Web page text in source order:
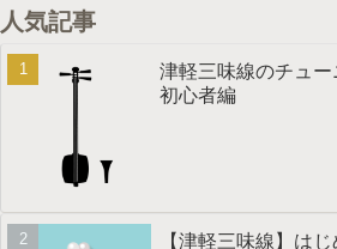
人気記事
津軽三味線のチュ
初心者編
【津軽三味線】は